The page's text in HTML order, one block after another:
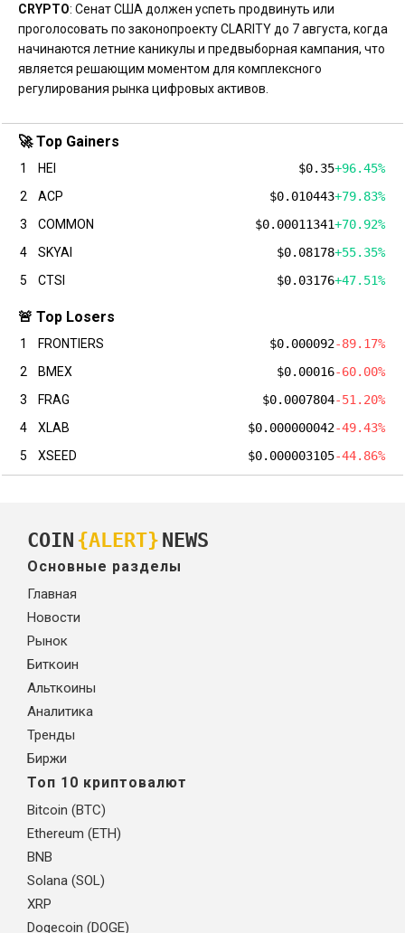
CRYPTO: Сенат США должен успеть продвинуть или
проголосовать по законопроекту CLARITY до 7 августа, когда
начинаются летние каникулы и предвыборная кампания, что
является решающим моментом для комплексного
регулирования рынка цифровых активов.
🚀 Top Gainers
1 HEI $0.35+96.45%
2
ACP $0.010443+79.83%
3
COMMON $0.00011341+70.92%
4
SKYAI $0.08178+55.35%
5
CTSI $0.03176+47.51%
🚨 Top Losers
1 FRONTIERS $0.000092-89.17%
2
BMEX $0.00016-60.00%
3
FRAG $0.0007804-51.20%
4
XLAB $0.000000042-49.43%
5
XSEED $0.000003105-44.86%
COIN {ALERT} NEWS
Основные разделы
Главная
Новости
Рынок
Биткоин
Альткоины
Аналитика
Тренды
Биржи
Топ 10 криптовалют
Bitcoin (BTC)
Ethereum (ETH)
BNB
Solana (SOL)
XRP
Dogecoin (DOGE)